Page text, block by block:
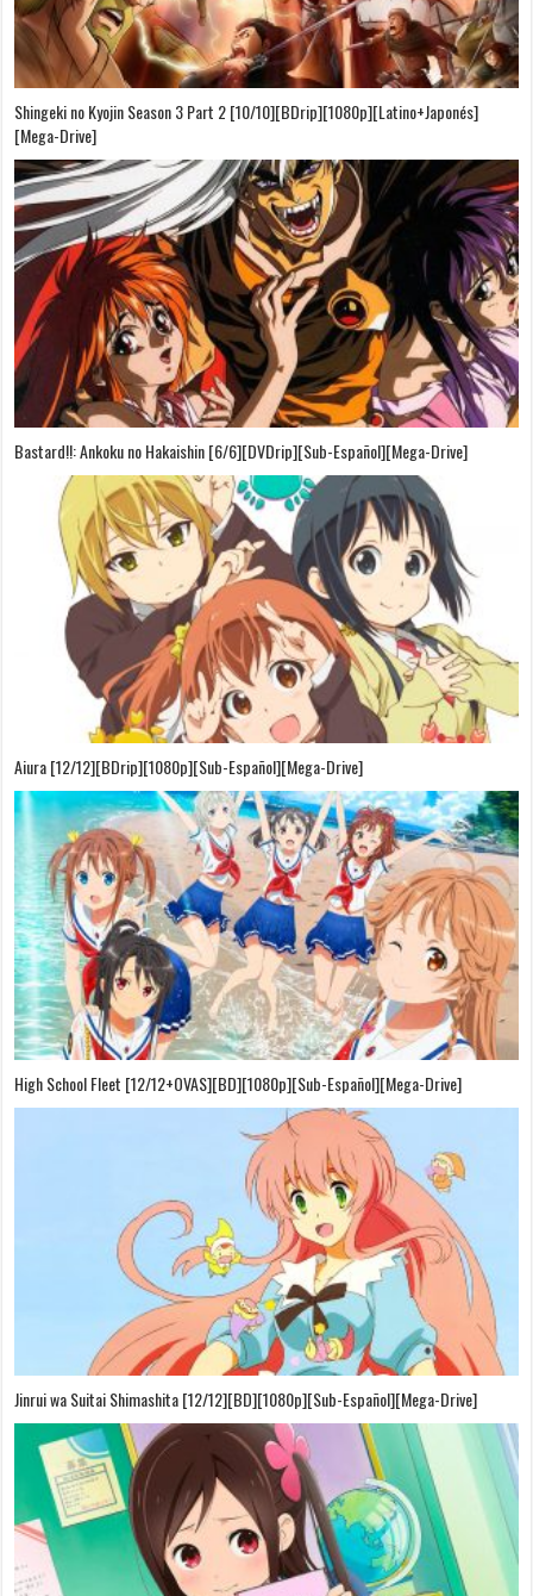
Shingeki no Kyojin Season 3 Part 2 [10/10][BDrip][1080p][Latino+Japonés]
[Mega-Drive]
Bastard!!: Ankoku no Hakaishin [6/6][DVDrip][Sub-Español][Mega-Drive]
Aiura [12/12][BDrip][1080p][Sub-Español][Mega-Drive]
High School Fleet [12/12+OVAS][BD][1080p][Sub-Español][Mega-Drive]
Jinrui wa Suitai Shimashita [12/12][BD][1080p][Sub-Español][Mega-Drive]